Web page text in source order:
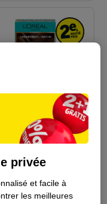
Paris Magic
Coloration
.49
8
privée
et facile à
les meilleures